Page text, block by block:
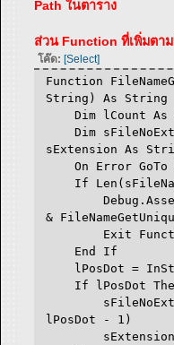
Path ในตาราง
ส่วน Function ที่เพิ่มตา
โค๊ด: [Select]
Function
String) As String
Dim lCount As
Dim
sExtension As
On Error GoTo
If
Debug.Assert "ไ
&
Exit
End If
lPosDot =
If lPosDot
lPosDot - 1)
sExtension =